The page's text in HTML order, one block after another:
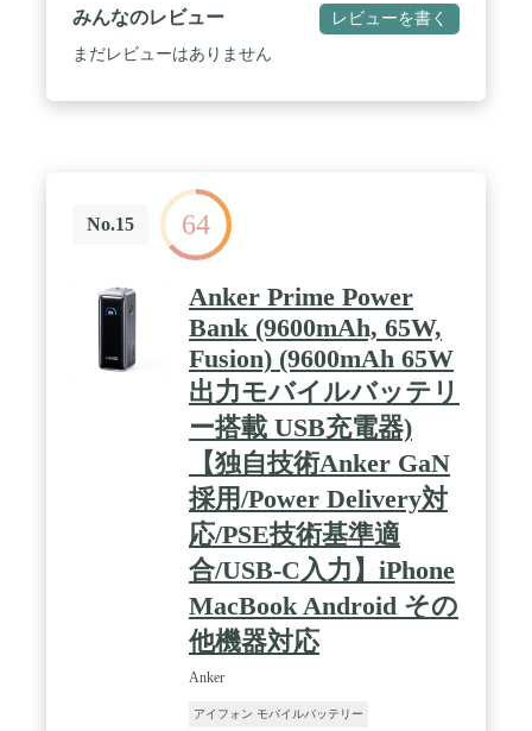
ルです。 / 最大合計3.0Aの高出力モデルです。 /
iPhoneに付属もしくは対応したLightningケーブルを
利用することで、iPhoneも充電可能です。
みんなのレビュー レビューを書く
まだレビューはありません
No.15 64
Anker Prime Power
Bank (9600mAh, 65W,
Fusion) (9600mAh 65W
出力モバイルバッテリ
ー搭載 USB充電器)
【独自技術Anker GaN
採用/Power Delivery対
応/PSE技術基準適
合/USB-C入力】iPhone
MacBook Android その
他機器対応
Anker
アイフォン モバイルバッテリー